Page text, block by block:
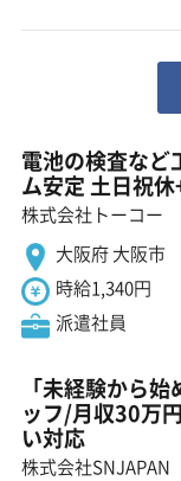
電池の検査など
ム安定 土日祝
株式会社トーコー
大阪府 大阪市
時給1,340円
派遣社員
「未経験から
ッフ/月収30万
い対応
株式会社SNJAPAN